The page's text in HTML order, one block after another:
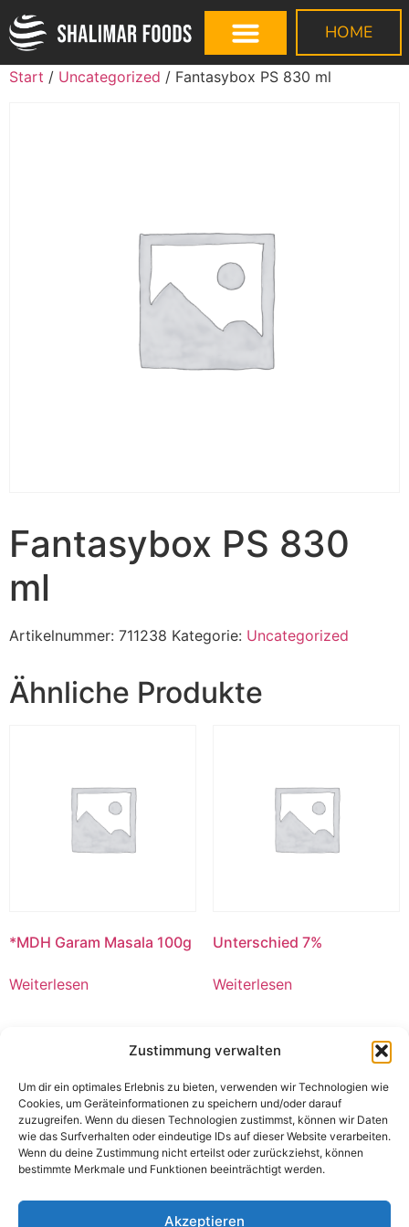
Zustimmung verwalten
Um dir ein optimales Erlebnis zu bieten, verwenden wir Technologien wie
Cookies, um Geräteinformationen zu speichern und/oder darauf
zuzugreifen. Wenn du diesen Technologien zustimmst, können wir Daten
wie das Surfverhalten oder eindeutige IDs auf dieser Website verarbeiten.
Wenn du deine Zustimmung nicht erteilst oder zurückziehst, können
bestimmte Merkmale und Funktionen beeinträchtigt werden.
Akzeptieren
HOME
Start / Uncategorized / Fantasybox PS 830 ml
Fantasybox PS 830
ml
Artikelnummer: 711238 Kategorie: Uncategorized
Ähnliche Produkte
*MDH Garam Masala 100g
Weiterlesen
Unterschied 7%
Weiterlesen